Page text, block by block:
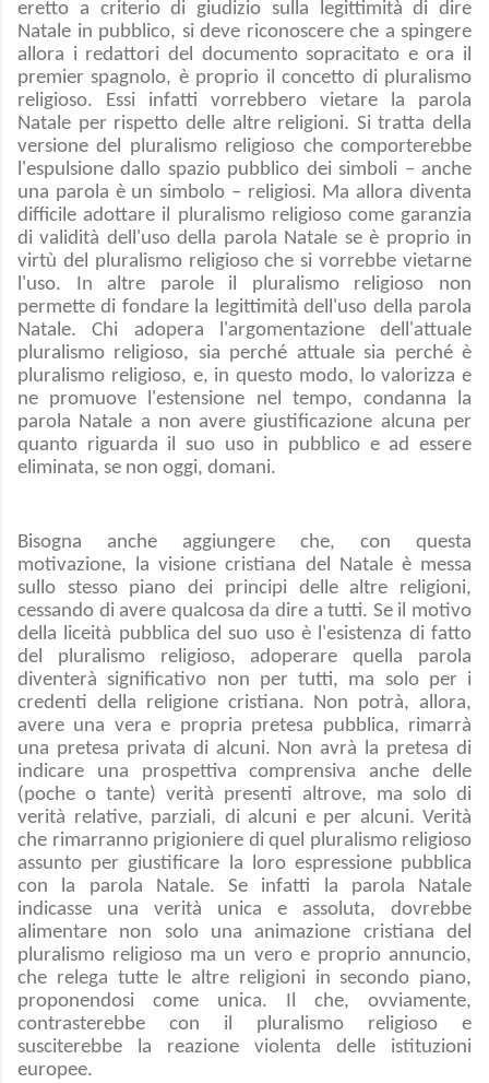
eretto a criterio di giudizio sulla legittimità di dire
Natale in pubblico, si deve riconoscere che a spingere
allora i redattori del documento sopracitato e ora il
premier spagnolo, è proprio il concetto di pluralismo
religioso. Essi infatti vorrebbero vietare la parola
Natale per rispetto delle altre religioni. Si tratta della
versione del pluralismo religioso che comporterebbe
l'espulsione dallo spazio pubblico dei simboli – anche
una parola è un simbolo – religiosi. Ma allora diventa
difficile adottare il pluralismo religioso come garanzia
di validità dell'uso della parola Natale se è proprio in
virtù del pluralismo religioso che si vorrebbe vietarne
l'uso. In altre parole il pluralismo religioso non
permette di fondare la legittimità dell'uso della parola
Natale. Chi adopera l'argomentazione dell'attuale
pluralismo religioso, sia perché attuale sia perché è
pluralismo religioso, e, in questo modo, lo valorizza e
ne promuove l'estensione nel tempo, condanna la
parola Natale a non avere giustificazione alcuna per
quanto riguarda il suo uso in pubblico e ad essere
eliminata, se non oggi, domani.
Bisogna anche aggiungere che, con questa
motivazione, la visione cristiana del Natale è messa
sullo stesso piano dei principi delle altre religioni,
cessando di avere qualcosa da dire a tutti. Se il motivo
della liceità pubblica del suo uso è l'esistenza di fatto
del pluralismo religioso, adoperare quella parola
diventerà significativo non per tutti, ma solo per i
credenti della religione cristiana. Non potrà, allora,
avere una vera e propria pretesa pubblica, rimarrà
una pretesa privata di alcuni. Non avrà la pretesa di
indicare una prospettiva comprensiva anche delle
(poche o tante) verità presenti altrove, ma solo di
verità relative, parziali, di alcuni e per alcuni. Verità
che rimarranno prigioniere di quel pluralismo religioso
assunto per giustificare la loro espressione pubblica
con la parola Natale. Se infatti la parola Natale
indicasse una verità unica e assoluta, dovrebbe
alimentare non solo una animazione cristiana del
pluralismo religioso ma un vero e proprio annuncio,
che relega tutte le altre religioni in secondo piano,
proponendosi come unica. Il che, ovviamente,
contrasterebbe con il pluralismo religioso e
susciterebbe la reazione violenta delle istituzioni
europee.